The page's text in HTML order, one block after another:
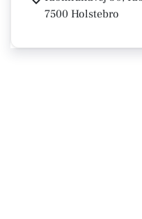
7500 Holstebro